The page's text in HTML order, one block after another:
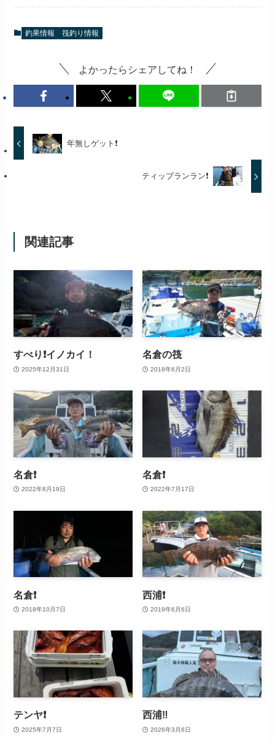
釣果情報 筏釣り情報
よかったらシェアしてね！
年無しゲット❗
ティップランラン❗
関連記事
すべり❗️イノカイ！
2025年12月31日
名倉の筏
2018年6月2日
名倉❗
2022年8月19日
名倉❗
2022年7月17日
名倉❗️
2018年10月7日
西浦❗️
2019年6月6日
テンヤ❗️
2025年7月7日
西浦‼️
2026年3月6日